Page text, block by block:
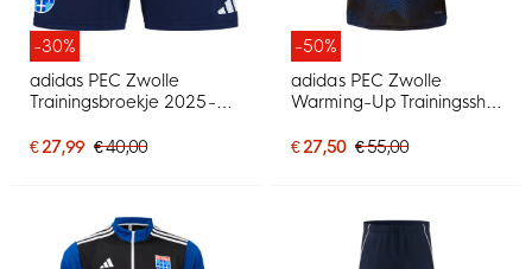
-30%
adidas PEC Zwolle
Trainingsbroekje 2025-
€ 27,99 € 40,00
-50%
adidas PEC Zwolle
Warming-Up Trainingsshirt
€ 27,50 € 55,00